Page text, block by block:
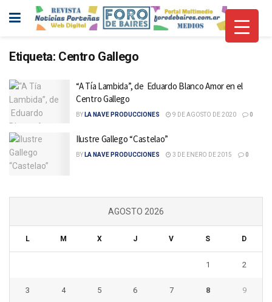
Etiqueta: Centro Gallego
“A Tía Lambida”, de Eduardo Blanco Amor en el
Centro Gallego
BY LA NAVE PRODUCCIONES 9 DE AGOSTO DE 2020 0
Ilustre Gallego “Castelao”
BY LA NAVE PRODUCCIONES 3 DE ENERO DE 2015 0
AGOSTO 2026
L M X J V S D
1 2
3 4 5 6 7 8 9